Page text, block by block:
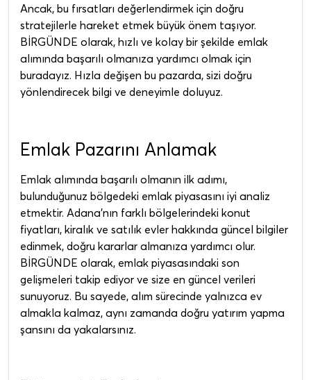
Ancak, bu fırsatları değerlendirmek için doğru
stratejilerle hareket etmek büyük önem taşıyor.
BİRGÜNDE olarak, hızlı ve kolay bir şekilde emlak
alımında başarılı olmanıza yardımcı olmak için
buradayız. Hızla değişen bu pazarda, sizi doğru
yönlendirecek bilgi ve deneyimle doluyuz.
Emlak Pazarını Anlamak
Emlak alımında başarılı olmanın ilk adımı,
bulunduğunuz bölgedeki emlak piyasasını iyi analiz
etmektir. Adana’nın farklı bölgelerindeki konut
fiyatları, kiralık ve satılık evler hakkında güncel bilgiler
edinmek, doğru kararlar almanıza yardımcı olur.
BİRGÜNDE olarak, emlak piyasasındaki son
gelişmeleri takip ediyor ve size en güncel verileri
sunuyoruz. Bu sayede, alım sürecinde yalnızca ev
almakla kalmaz, aynı zamanda doğru yatırım yapma
şansını da yakalarsınız.